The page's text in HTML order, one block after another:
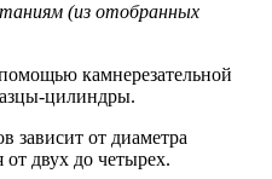
(из отобранных
камнерезательной
цилиндры.
зависит от диаметра
от двух до четырех.